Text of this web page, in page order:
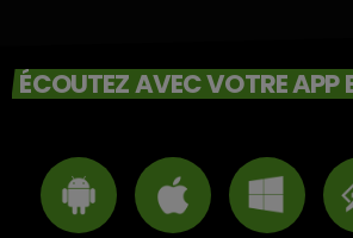
ÉCOUTEZ AVEC VOTRE APP